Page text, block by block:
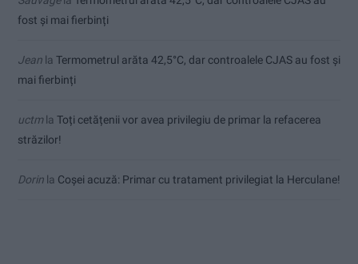
fost și mai fierbinți
Jean la Termometrul arăta 42,5°C, dar controalele CJAS au fost și
mai fierbinți
uctmla Toți cetățenii vor avea privilegiu de primar la refacerea
străzilor!
Dorin la Coșei acuză: Primar cu tratament privilegiat la Herculane!